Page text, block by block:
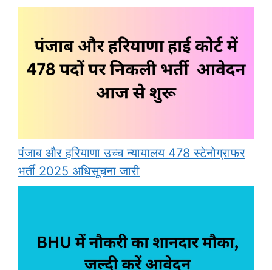
पंजाब और हरियाणा उच्च न्यायालय 478 स्टेनोग्राफर
भर्ती 2025 अधिसूचना जारी